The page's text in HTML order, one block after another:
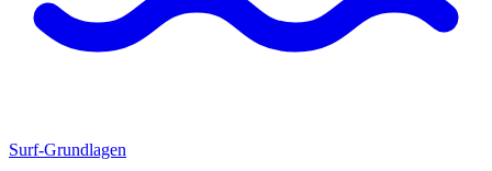
Surf-Grundlagen